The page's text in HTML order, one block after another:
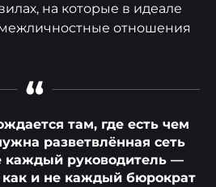
на которые в идеале
отношения
“
там, где есть чем
разветвлённая сеть
каждый руководитель —
и не каждый бюрократ